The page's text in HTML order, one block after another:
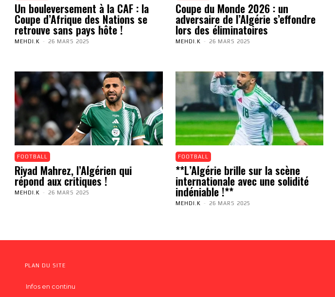
Un bouleversement à la CAF : la
Coupe d’Afrique des Nations se
retrouve sans pays hôte !
MEHDI.K - 26 MARS 2025
Coupe du Monde 2026 : un
adversaire de l’Algérie s’effondre
lors des éliminatoires
MEHDI.K - 26 MARS 2025
FOOTBALL
Riyad Mahrez, l’Algérien qui
répond aux critiques !
MEHDI.K - 26 MARS 2025
FOOTBALL
**L’Algérie brille sur la scène
internationale avec une solidité
indéniable !**
MEHDI.K - 26 MARS 2025
PLAN DU SITE
Infos en continu